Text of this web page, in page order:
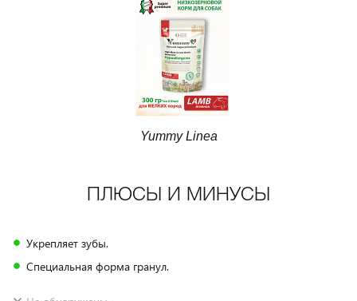
Yummy Linea
ПЛЮСЫ И МИНУСЫ
Укрепляет зубы.
Специальная форма гранул.